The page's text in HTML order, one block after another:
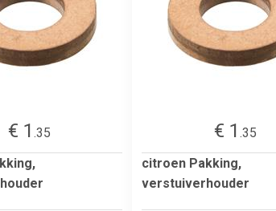
€ 1 .35
€ 1 .35
citroen Pakking,
verstuiverhouder